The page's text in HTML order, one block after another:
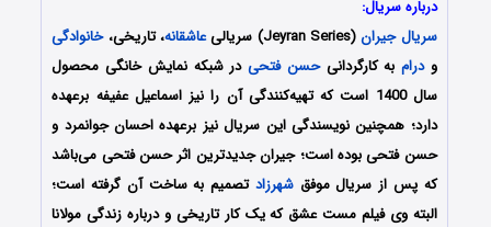
درباره سریال:
سریال جیران(Jeyran Series) سریالی عاشقانه، تاریخی،خانوادگی
ودرام به کارگردانیحسن فتحی در شبکه نمایش خانگی محصول
سال 1400 است که تهیه‌کنندگی آن را نیز اسماعیل عفیفه برعهده
دارد؛ همچنین نویسندگی این سریال نیز برعهده احسان جوانمرد و
حسن فتحی بوده است؛ جیران جدیدترین اثر حسن فتحی می‌باشد
که پس از سریال موفقشهرزاد تصمیم به ساخت آن گرفته است؛
البته وی فیلم مست عشق که یک کار تاریخی و درباره زندگی مولانا